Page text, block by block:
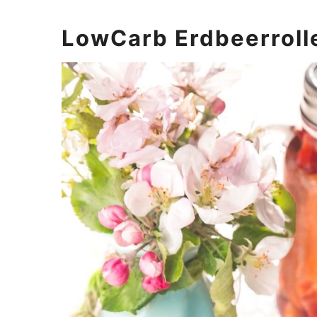
LowCarb